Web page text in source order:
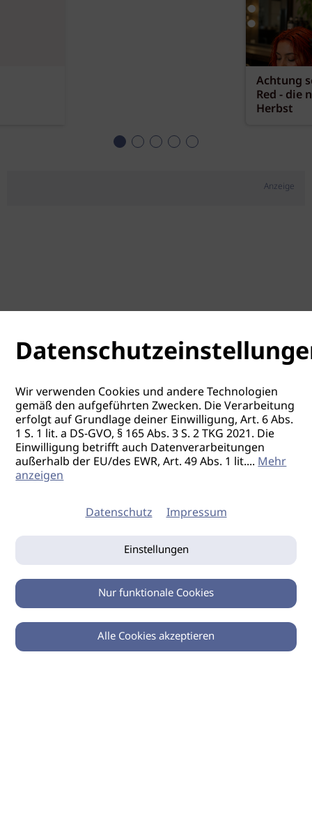
Achtung
Red - die
Herbst
Anzeige
0
Wir verwenden Cookies und andere Technologien
gemäß den aufgeführten Zwecken. Die Verarbeitung
erfolgt auf Grundlage deiner Einwilligung, Art. 6 Abs.
1 S. 1 lit. a DS-GVO, § 165 Abs. 3 S. 2 TKG 2021. Die
Einwilligung betrifft auch Datenverarbeitungen
außerhalb der EU/des EWR, Art. 49 Abs. 1 lit....Mehr
anzeigen
Datenschutz Impressum
Einstellungen
Nur funktionale Cookies
Alle Cookies akzeptieren